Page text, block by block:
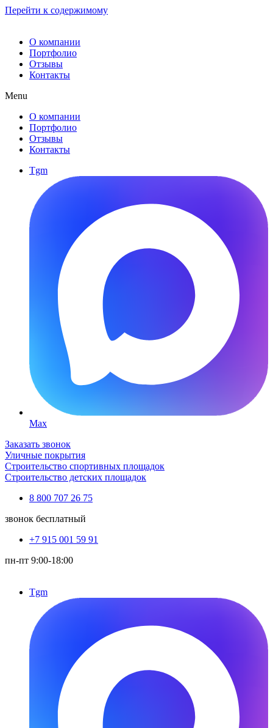
Перейти к содержимому
О компании
Портфолио
Отзывы
Контакты
Menu
О компании
Портфолио
Отзывы
Контакты
Tgm
Max
Заказать звонок
Уличные покрытия
Строительство спортивных площадок
Строительство детских площадок
8 800 707 26 75
звонок бесплатный
+7 915 001 59 91
пн-пт 9:00-18:00
Tgm